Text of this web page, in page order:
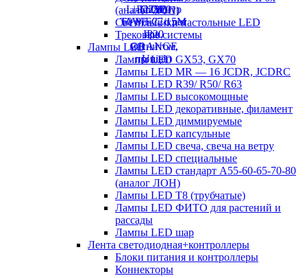
(аналог ЛСП)
Светильники настольные LED
Трековые системы
Лампы LED
Лампы LED GX53, GX70
Лампы LED MR — 16 JCDR, JCDRC
Лампы LED R39/ R50/ R63
Лампы LED высокомощные
Лампы LED декоративные, филамент
Лампы LED диммируемые
Лампы LED капсульные
Лампы LED свеча, свеча на ветру
Лампы LED специальные
Лампы LED стандарт А55-60-65-70-80
(аналог ЛОН)
Лампы LED Т8 (трубчатые)
Лампы LED ФИТО для растений и
рассады
Лампы LED шар
Лента светодиодная+контроллеры
Блоки питания и контроллеры
Коннекторы